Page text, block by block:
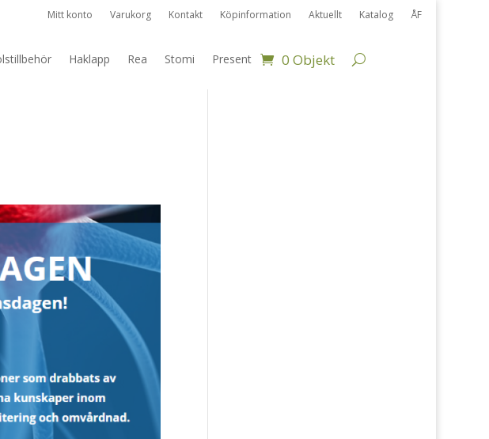
Mitt konto Varukorg Kontakt Köpinformation Aktuellt Katalog ÅF
Haklapp Rea Stomi Present 0 Objekt